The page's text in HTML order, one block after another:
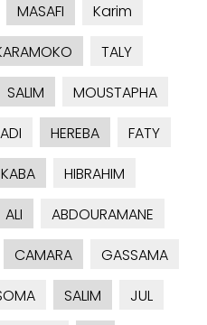
MASAFI
Karim
TALY
SALIM
MOUSTAPHA
HEREBA
FATY
KABA
HIBRAHIM
ALI
ABDOURAMANE
CAMARA
GASSAMA
SALIM
JUL